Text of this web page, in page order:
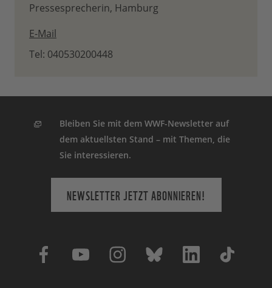
Pressesprecherin, Hamburg
E-Mail
Tel: 040530200448
Bleiben Sie mit dem WWF-Newsletter auf
dem aktuellsten Stand – mit Themen, die
Sie interessieren.
NEWSLETTER JETZT ABONNIEREN!